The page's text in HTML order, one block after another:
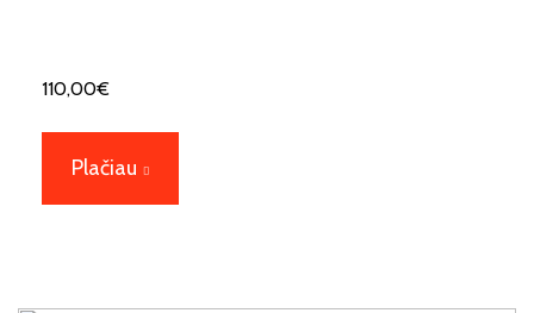
110,00€
Plačiau